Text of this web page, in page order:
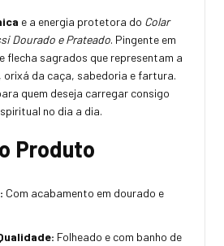
e a energia protetora do Colar
Dourado e Prateado. Pingente em
flecha sagrados que representam a
orixá da caça, sabedoria e fartura.
quem deseja carregar consigo
no dia a dia.
Produto
Com acabamento em dourado e
Folheado e com banho de